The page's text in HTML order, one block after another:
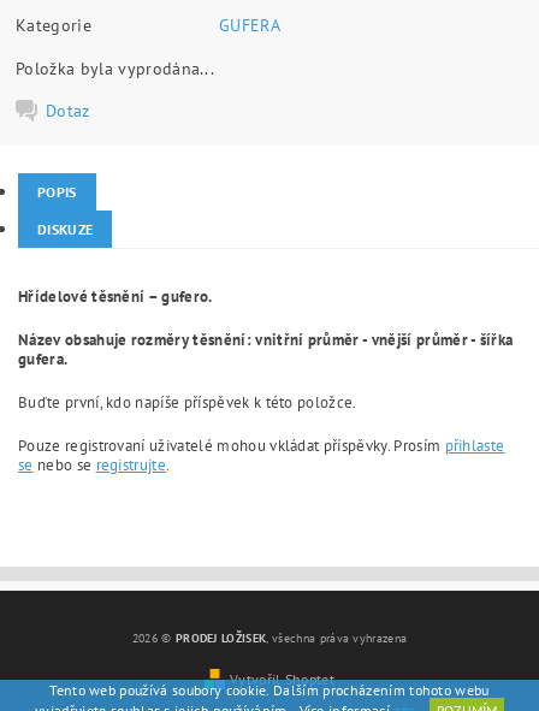
Kategorie
GUFERA
Položka byla vyprodána...
Dotaz
POPIS
DISKUZE
Hřídelové těsnění – gufero.
Název obsahuje rozměry těsnění: vnitřní průměr - vnější průměr - šířka
gufera.
Buďte první, kdo napíše příspěvek k této položce.
Pouze registrovaní uživatelé mohou vkládat příspěvky. Prosím přihlaste
se nebo se registrujte.
2026 © PRODEJ LOŽISEK, všechna práva vyhrazena
Vytvořil Shoptet
Tento web používá soubory cookie. Dalším procházením tohoto webu